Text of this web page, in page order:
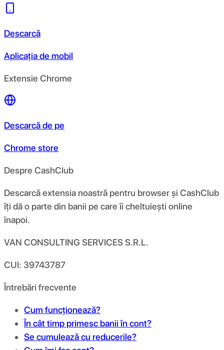
Descarcă
Aplicația de mobil
Extensie Chrome
Descarcă de pe
Chrome store
Despre CashClub
Descarcă extensia noastră pentru browser și CashClub
îți dă o parte din banii pe care îi cheltuiești online
înapoi.
VAN CONSULTING SERVICES S.R.L.
CUI: 39743787
Întrebări frecvente
Cum funcționează?
În cât timp primesc banii în cont?
Se cumulează cu reducerile?